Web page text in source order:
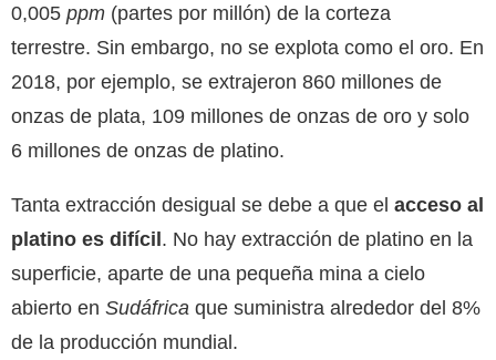
0,005 ppm (partes por millón) de la corteza
terrestre. Sin embargo, no se explota como el oro. En
2018, por ejemplo, se extrajeron 860 millones de
onzas de plata, 109 millones de onzas de oro y solo
6 millones de onzas de platino.
Tanta extracción desigual se debe a que el acceso al
platino es difícil. No hay extracción de platino en la
superficie, aparte de una pequeña mina a cielo
abierto en Sudáfrica que suministra alrededor del 8%
de la producción mundial.